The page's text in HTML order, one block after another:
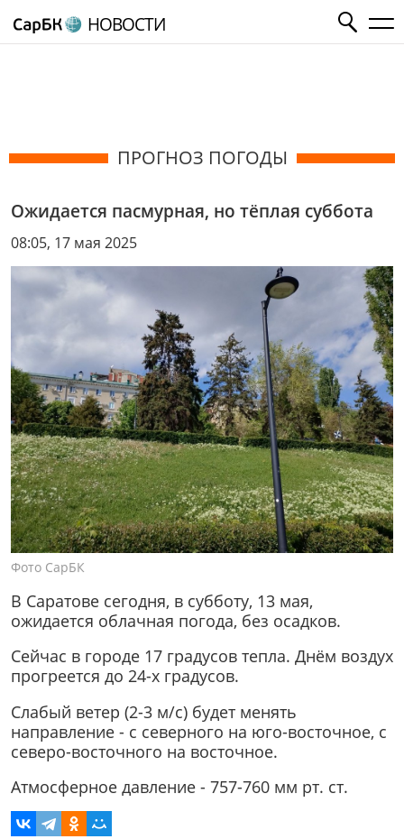
НОВОСТИ
ПРОГНОЗ ПОГОДЫ
Ожидается пасмурная, но тёплая суббота
08:05, 17 мая 2025
Фото СарБК
В Саратове сегодня, в субботу, 13 мая,
ожидается облачная погода, без осадков.
Сейчас в городе 17 градусов тепла. Днём воздух
прогреется до 24-х градусов.
Слабый ветер (2-3 м/с) будет менять
направление - с северного на юго-восточное, с
северо-восточного на восточное.
Атмосферное давление - 757-760 мм рт. ст.